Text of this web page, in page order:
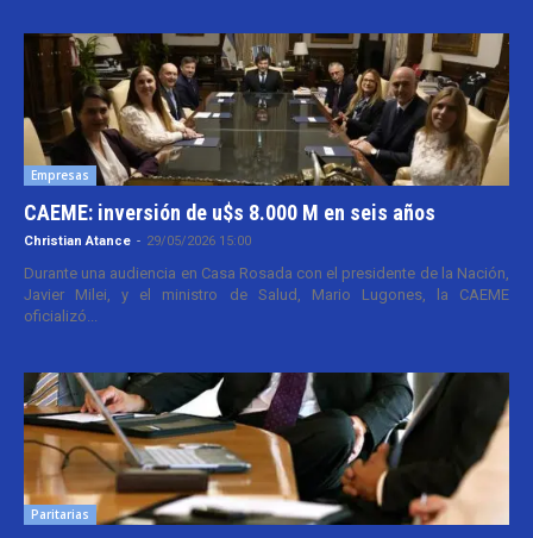
Empresas
CAEME: inversión de u$s 8.000 M en seis años
Christian Atance - 29/05/2026 15:00
Durante una audiencia en Casa Rosada con el presidente de la Nación,
Javier Milei, y el ministro de Salud, Mario Lugones, la CAEME
oficializó...
Paritarias